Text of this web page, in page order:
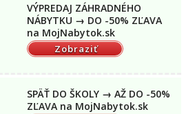
VÝPREDAJ ZÁHRADNÉHO
NÁBYTKU → DO -50% ZĽAVA
na MojNabytok.sk
Zobraziť
SPÄŤ DO ŠKOLY → AŽ DO -50%
ZĽAVA na MojNabytok.sk